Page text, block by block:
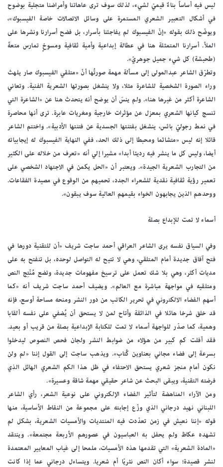
ليس فيه أساساً بناءٌ قيميّ لشيء، لذلك سوف ترى عاهاتنا وأمراضنا متجلية بوضوح
في أشكال التعبير الشعري المستمرة على وسائل الاتصالات خاصة الفيسبوك»،
ويوضّح ذلك بقوله «إنّ الفيسبوك لم يفاجئنا بأسرار، بل فضح أسرارنا ونشرها على
الملأ. أسرارنا المتمثلة هنا في عطالة إبداعية وأمية ثقافية ومسوخٍ تمارس متعةَ
(طحبشة) كل شيء جميل جوهريّ».
وتطرّق الشاعر عبدالمولى إلى مسألة مهمة صورتُها أنّ «متلقي الفيسبوك صار يلهث
وراء الصورة الشخصية للشاعرة مثلا، ولا ينشغل بصورتها الشعرية الفنية. وتعاني
الشاعرة أكثر من غيرها هنا». ولم ينسَ أن يوضح أنه يتحدث هنا عن «الشاعرة التي
تنسج كيانها الشعري بمعزل عن مؤثرات خارجية ومغريات عابرة. ترى أنها محاصرة
في نمط رجوليّ بائس، ينشغل بفتنتها الجسدية عن فتنتها الأدبية». واختتم الشاعر
قائلا إنه ليس «متشائما ومحبطا إلى ذلك الحد، ففي النهاية الفيسبوك له إيجابياته
أيضا، وليس كل ما ينشر فيه رديئا أبدا» مشيرا إلي أنه «تعرف من خلاله على الكثير
من التجارب الشعرية الجيدة». ويعتبر أن «الحل يكمن في الاجتهاد الشخصي على
تعمير رؤية ثقافية نقدية للشعراء الجدد، تحميهم من الوقوع في مصيدة الفقاعات.
ووحدهم الذين يجابهون الخواء بقيمهم العالية سوف يبقون».
أسماء لا تمت للإبداع بصلة
وفي السياق نفسه يرى الشاعر العراقي أحمد ساجت شريف «أن للتقنية دورها في
فتح آفاق جديدة أمام المتلقي، وهي لا تتيح له التواصل لوحده، بل تنفتح به على
مديات أكثر، وهي بلا شك تعمل على ترسيخ مفهومات جديدة، وتضع مُنْتِج النص
ومتلقيه في مواجهة مباشرة مع العالم». ويضيف أحمد ساجت شريف أنه «كما
أسهم الفضاء الالكتروني في تحرير الكاتب من دور النشر ومنحه مساحة أوسع، فإنه
قد خلق شرخا هائلا في الذائقة وأتاح لمن لا يستحق أن يُضفي على نفسه ألقابا
وهمية، كما صدّر للواجهة أسماء لا تمت للكتابة الإبداعية بصلة من قريب أو بعيد.
فقد أفلت كم كبير من هؤلاء من ضوابط النشر ولجان فحص النصوص ليدخلوا
بسرعة إلى فضاء مجاني بعناوين كُتاب». ويذهب ساجت إلى القول إننا «لم ولن
نكون أمام منجز شعري يستحق الاحتفاء في ظل هذا الكم الشعري الهائل الذي
فرضته التقنية، ويبقى البحث عن شاعر حقيقي مهمة شاقة وعسيرة».
ومن الآراء المناهضة لتأثير الفضاء الإلكتروني على نوعية الشعر، رأي الشاعر
اللبناني نهيد درجاني الذي وزّع إجابته على مجموعة من النقاط الأساسية، منها
قوله «إننا نعيش في زمن تعدّدت فيه المنتديات والأمسيات الشعرية، بشكل لم
تشهده عكاظ ولم يحفل به العباسيون في عصورهم الأربعة مجتمعة». وينتقد
«المادة الشعرية» التي تقدمها هذه الأمسيات، ملمحا إلى غياب المعايير المعتمدة
لنشر قصيدة؛ سواء أكان النص نثريّا أم شعريا. ويتساءل درجاني عما إذا كانت